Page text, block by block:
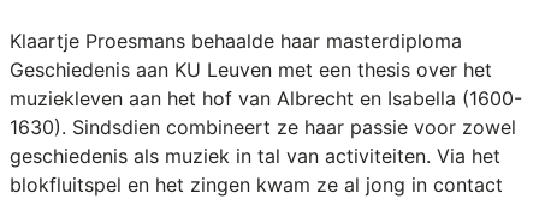
Klaartje Proesmans behaalde haar masterdiploma
Geschiedenis aan KU Leuven met een thesis over het
muziekleven aan het hof van Albrecht en Isabella (1600-
1630). Sindsdien combineert ze haar passie voor zowel
geschiedenis als muziek in tal van activiteiten. Via het
blokfluitspel en het zingen kwam ze al jong in contact